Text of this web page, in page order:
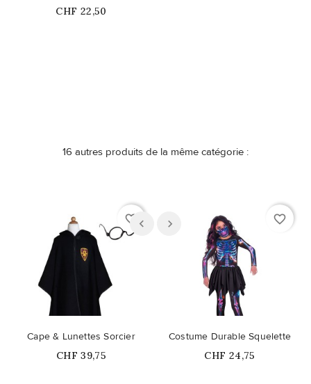
Prix
CHF 22,50
16 autres produits de la même catégorie :
favorite_border
Cape & Lunettes Sorcier
Prix
CHF 39,75
favorite_border
Costume Durable Squelette
Prix
CHF 24,75